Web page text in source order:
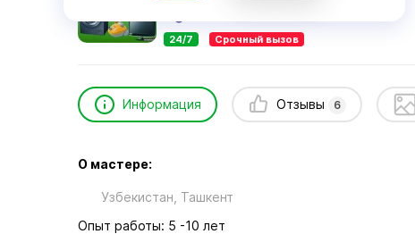
24/7 Срочный вызов
Информация Отзывы 6
О мастере:
Узбекистан, Ташкент
Опыт работы: 5 -10 лет